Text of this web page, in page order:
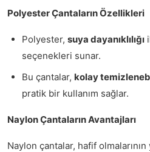
Polyester Çantaların Özellikleri
Polyester, suya dayanıklılığı
seçenekleri sunar.
Bu çantalar, kolay
pratik bir kullanım sağlar.
Naylon Çantaların Avantajları
Naylon çantalar, hafif olmalarının